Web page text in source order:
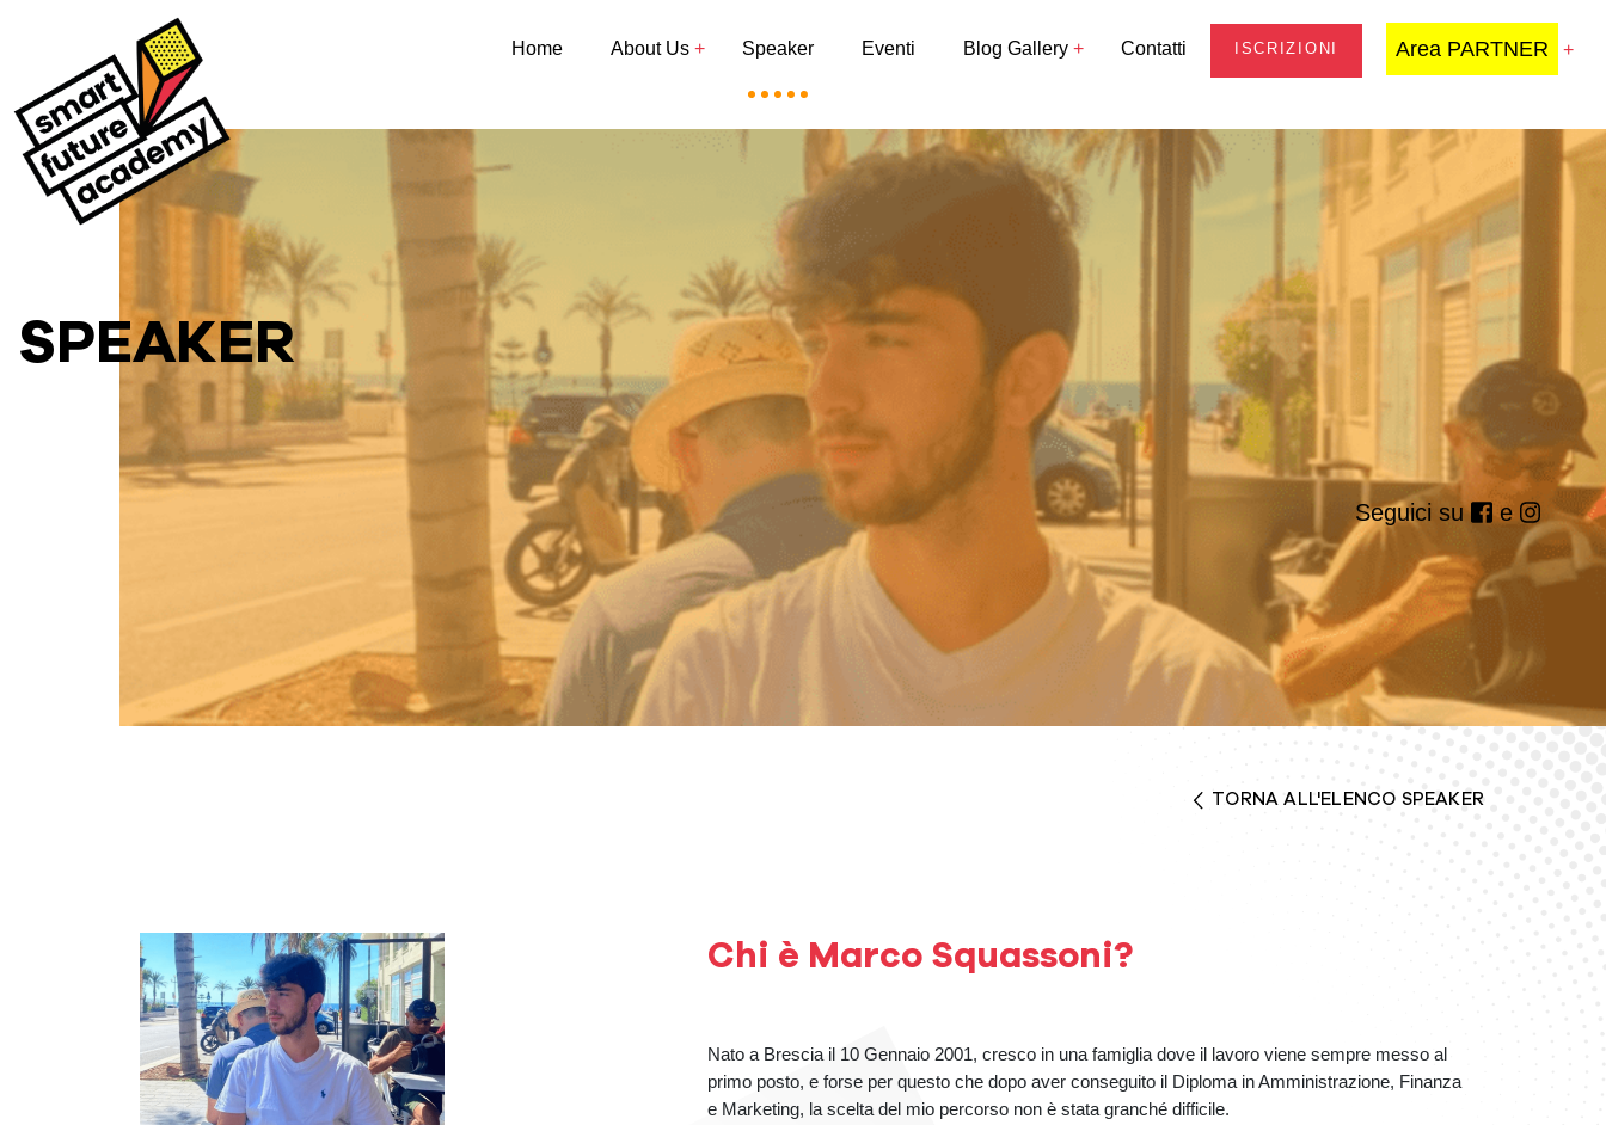
Home About Us Speaker Eventi Blog Gallery Contatti ISCRIZIONI Area PARTNER
SPEAKER
Seguici su e
TORNA ALL'ELENCO SPEAKER
Chi è Marco Squassoni?
Nato a Brescia il 10 Gennaio 2001, cresco in una famiglia dove il lavoro viene sempre messo al
primo posto, e forse per questo che dopo aver conseguito il Diploma in Amministrazione, Finanza
e Marketing, la scelta del mio percorso non è stata granché difficile.